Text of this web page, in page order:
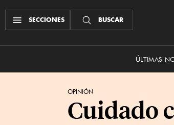
SECCIONES BUSCAR
ÚLTIMAS
OPINIÓN
Cuidado